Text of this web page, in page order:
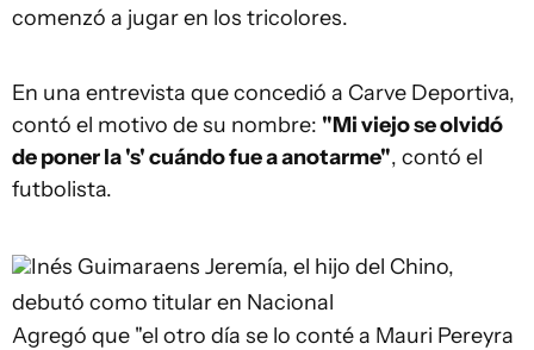
comenzó a jugar en los tricolores.
En una entrevista que concedió a Carve Deportiva,
contó el motivo de su nombre: "Mi viejo se olvidó
de poner la 's' cuándo fue a anotarme", contó el
futbolista.
Inés Guimaraens Jeremía, el hijo del Chino,
debutó como titular en Nacional
Agregó que "el otro día se lo conté a Mauri Pereyra